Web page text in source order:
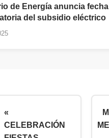
de Energía anuncia
del subsidio eléctrico
«
CELEBRACIÓN